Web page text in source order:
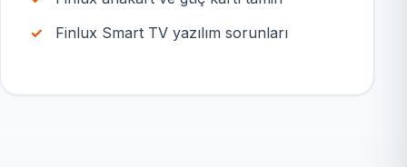
Finlux Smart TV yazılım sorunları